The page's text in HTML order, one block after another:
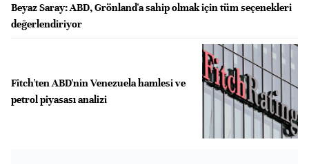
Beyaz Saray: ABD, Grönland'a sahip olmak için tüm seçenekleri
değerlendiriyor
Fitch'ten ABD'nin Venezuela hamlesi ve
petrol piyasası analizi